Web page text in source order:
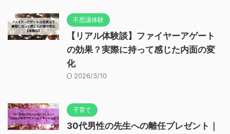
不思議体験
【リアル体験談】ファイヤーアゲート
の効果？実際に持って感じた内面の変
化
2026/3/10
子育て
30代男性の先生への離任プレゼント｜